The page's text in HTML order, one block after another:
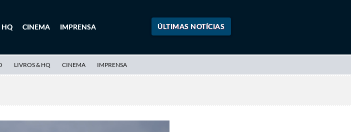
ÚLTIMAS NOTÍCIAS
HQ CINEMA IMPRENSA
LIVROS & HQ CINEMA IMPRENSA